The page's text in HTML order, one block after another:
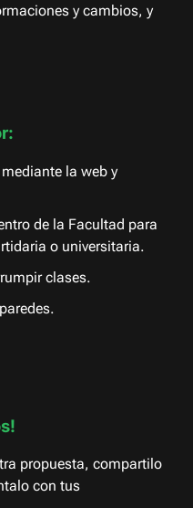
y cambios, y
la web y
de la Facultad para
o universitaria.
clases.
propuesta, compartilo
con tus